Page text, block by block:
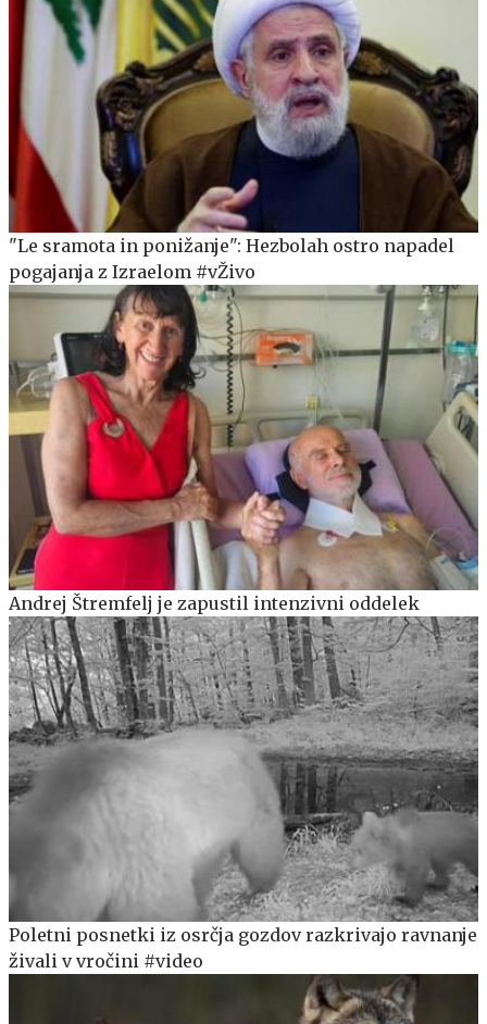
"Le sramota in ponižanje": Hezbolah ostro napadel
pogajanja z Izraelom #vŽivo
Andrej Štremfelj je zapustil intenzivni oddelek
Poletni posnetki iz osrčja gozdov razkrivajo ravnanje
živali v vročini #video